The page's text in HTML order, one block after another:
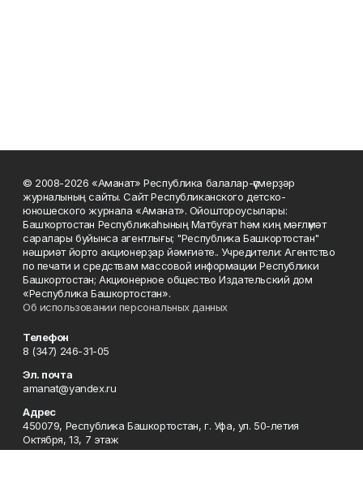
© 2008-2026 «Аманат» Республика балалар-үҫмерҙәр
журналының сайты. Сайт Республиканского детско-
юношеского журнала «Аманат». Ойоштороусылары:
Башҡортостан Республикаһының Матбуғат һәм киң мәғлүмәт
саралары буйынса агентлығы; "Республика Башкортостан"
нәшриәт йорто акционерҙар йәмғиәте.. Учредители: Агентство
по печати и средствам массовой информации Республики
Башкортостан; Акционерное общество Издательский дом
«Республика Башкортостан».
Об использовании персональных данных
Телефон
8 (347) 246-31-05
Эл. почта
amanat@yandex.ru
Адрес
450079, Республика Башкортостан, г. Уфа, ул. 50-летия
Октября, 13, 7 этаж